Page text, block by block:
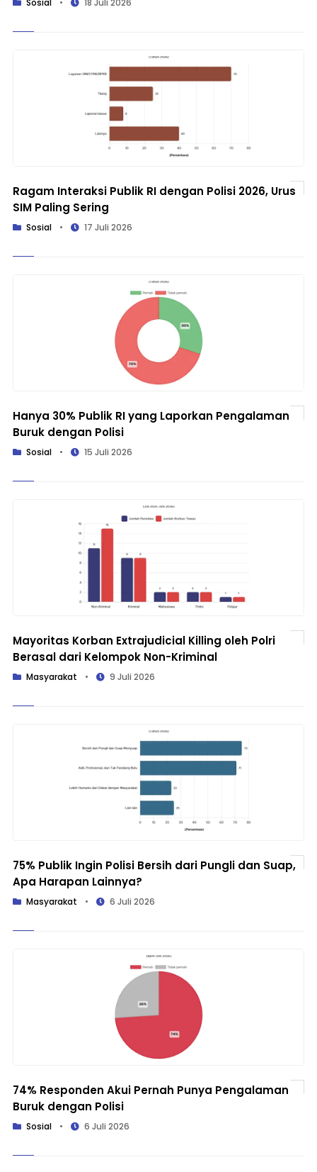
Sosial • 18 Juli 2026
Ragam Interaksi Publik RI dengan Polisi 2026, Urus
SIM Paling Sering
Sosial • 17 Juli 2026
Hanya 30% Publik RI yang Laporkan Pengalaman
Buruk dengan Polisi
Sosial • 15 Juli 2026
Mayoritas Korban Extrajudicial Killing oleh Polri
Berasal dari Kelompok Non-Kriminal
Masyarakat • 9 Juli 2026
75% Publik Ingin Polisi Bersih dari Pungli dan Suap,
Apa Harapan Lainnya?
Masyarakat • 6 Juli 2026
74% Responden Akui Pernah Punya Pengalaman
Buruk dengan Polisi
Sosial • 6 Juli 2026